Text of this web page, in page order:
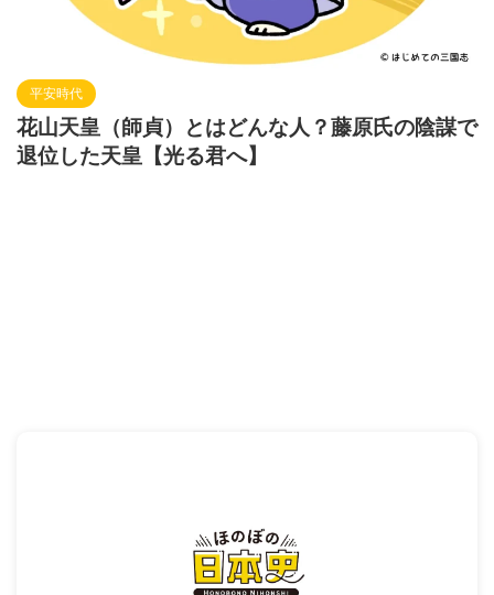
平安時代
花山天皇（師貞）とはどんな人？藤原氏の陰謀で
退位した天皇【光る君へ】